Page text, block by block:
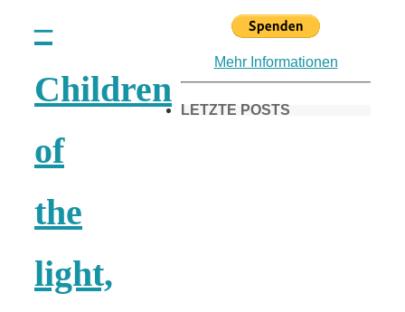
–
Children
of
the
light,
Mehr Informationen
LETZTE POSTS